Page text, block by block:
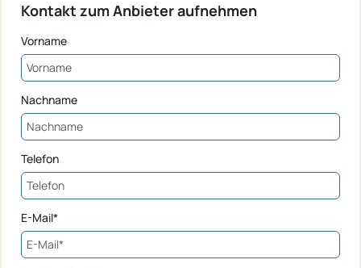
Kontakt zum Anbieter aufnehmen
Vorname
Nachname
Telefon
E-Mail*